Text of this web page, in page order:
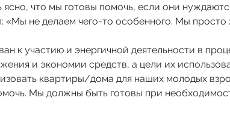
что мы готовы помочь, если они
не делаем чего-то особенного. Мы просто
к участию и энергичной деятельности в
и экономии средств, а цели их
квартиры/дома для наших молодых
Мы должны быть готовы при